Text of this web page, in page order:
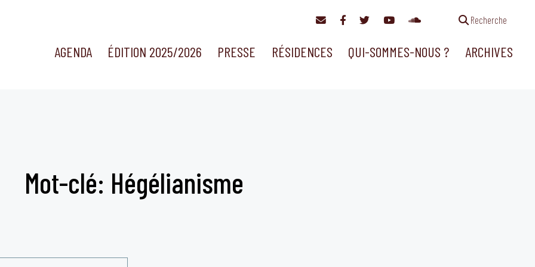
Recherche
AGENDA ÉDITION 2025/2026 PRESSE RÉSIDENCES QUI-SOMMES-NOUS ? ARCHIVES
Mot-clé: Hégélianisme